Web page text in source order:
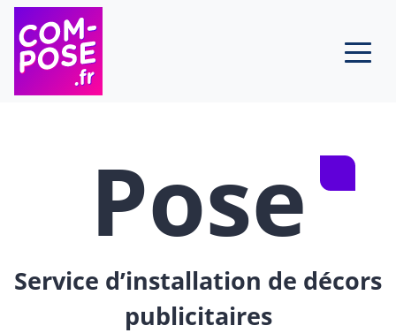
Skip to content
Pose
Service d’installation de décors
publicitaires